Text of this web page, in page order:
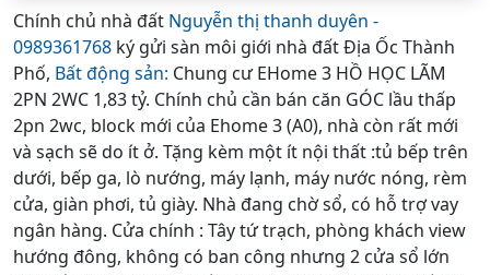
Chính chủ nhà đất Nguyễn thị thanh duyên -
0989361768 ký gửi sàn môi giới nhà đất Địa Ốc Thành
Phố, Bất động sản: Chung cư EHome 3 HỒ HỌC LÃM
2PN 2WC 1,83 tỷ. Chính chủ cần bán căn GÓC lầu thấp
2pn 2wc, block mới của Ehome 3 (A0), nhà còn rất mới
và sạch sẽ do ít ở. Tặng kèm một ít nội thất :tủ bếp trên
dưới, bếp ga, lò nướng, máy lạnh, máy nước nóng, rèm
cửa, giàn phơi, tủ giày. Nhà đang chờ sổ, có hỗ trợ vay
ngân hàng. Cửa chính : Tây tứ trạch, phòng khách view
hướng đông, không có ban công nhưng 2 cửa sổ lớn